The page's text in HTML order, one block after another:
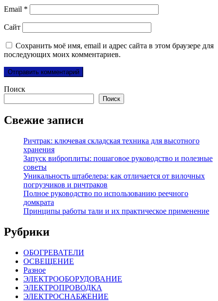
Email *
Сайт
Сохранить моё имя, email и адрес сайта в этом браузере для
последующих моих комментариев.
Поиск
Поиск
Свежие записи
Ричтрак: ключевая складская техника для высотного
хранения
Запуск виброплиты: пошаговое руководство и полезные
советы
Уникальность штабелера: как отличается от вилочных
погрузчиков и ричтраков
Полное руководство по использованию реечного
домкрата
Принципы работы тали и их практическое применение
Рубрики
ОБОГРЕВАТЕЛИ
ОСВЕЩЕНИЕ
Разное
ЭЛЕКТРООБОРУДОВАНИЕ
ЭЛЕКТРОПРОВОДКА
ЭЛЕКТРОСНАБЖЕНИЕ